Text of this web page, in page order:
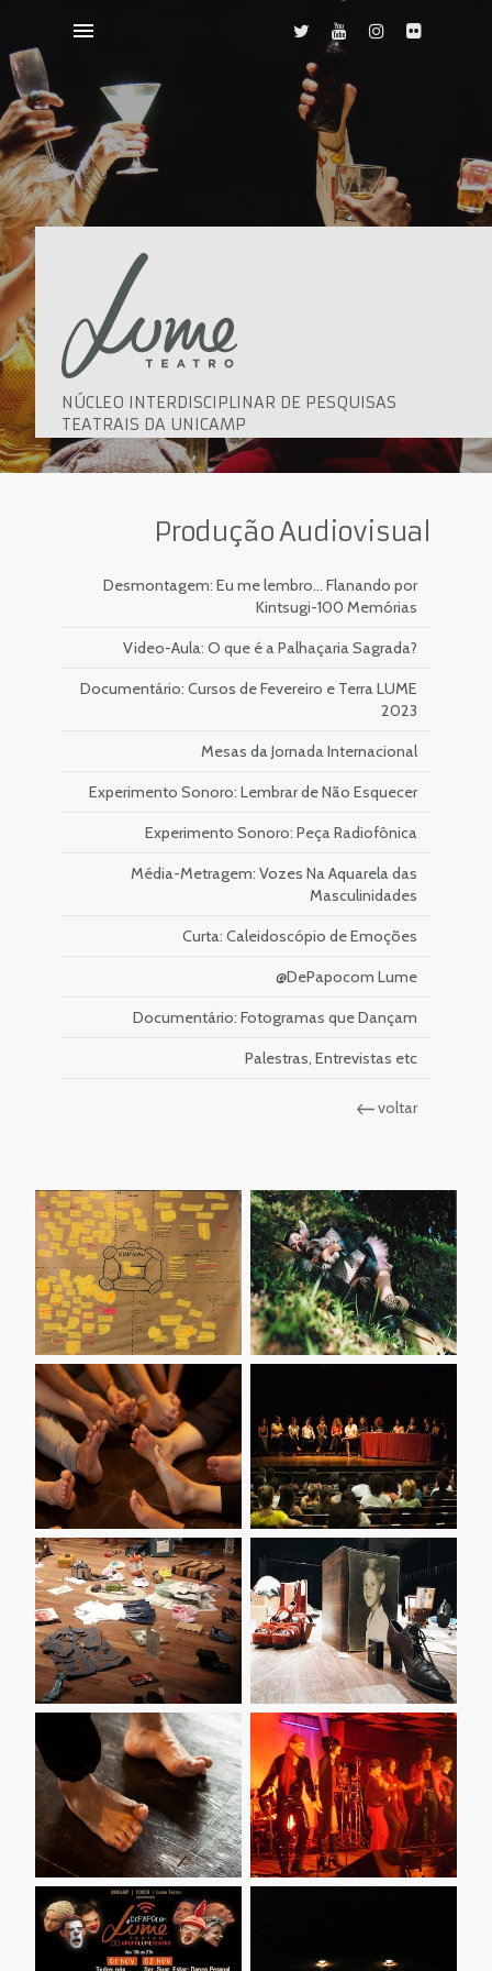
NÚCLEO INTERDISCIPLINAR DE PESQUISAS
TEATRAIS DA UNICAMP
Produção Audiovisual
Desmontagem: Eu me lembro... Flanando por
Kintsugi-100 Memórias
Video-Aula: O que é a Palhaçaria Sagrada?
Documentário: Cursos de Fevereiro e Terra LUME
2023
Mesas da Jornada Internacional
Experimento Sonoro: Lembrar de Não Esquecer
Experimento Sonoro: Peça Radiofônica
Média-Metragem: Vozes Na Aquarela das
Masculinidades
Curta: Caleidoscópio de Emoções
@DePapocom Lume
Documentário: Fotogramas que Dançam
Palestras, Entrevistas etc
voltar